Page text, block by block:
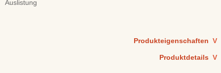
Auslistung
Produkteigenschaften V
Produktdetails V